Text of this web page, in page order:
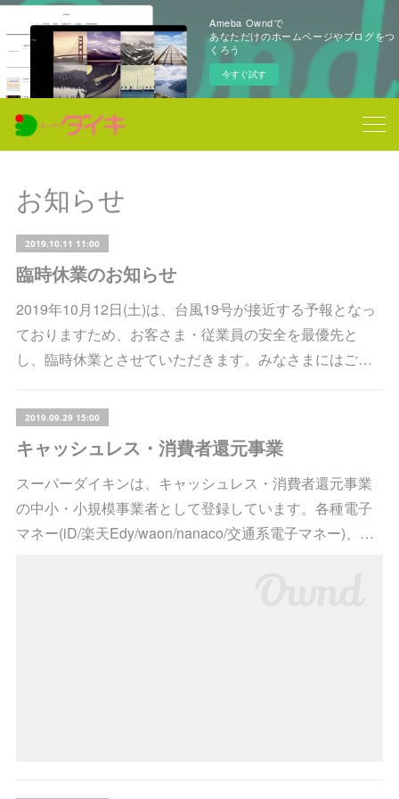
Ameba Owndで
あなただけのホームページやブログをつ
くろう
今すぐ試す
お知らせ
2019.10.11 11:00
臨時休業のお知らせ
2019年10月12日(土)は、台風19号が接近する予報となっ
ておりますため、お客さま・従業員の安全を最優先と
し、臨時休業とさせていただきます。みなさまにはご…
2019.09.29 15:00
キャッシュレス・消費者還元事業
スーパーダイキンは、キャッシュレス・消費者還元事業
の中小・小規模事業者として登録しています。各種電子
マネー(iD/楽天Edy/waon/nanaco/交通系電子マネー)、…